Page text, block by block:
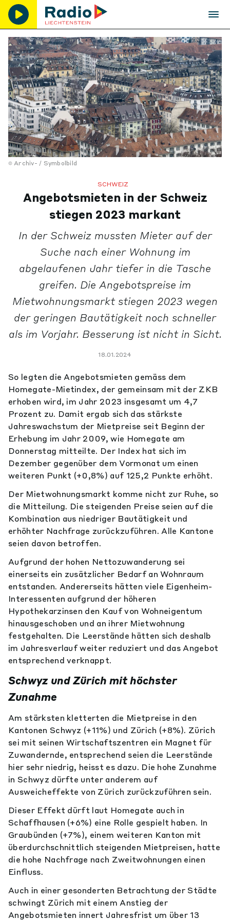
Archiv- / Symbolbild
SCHWEIZ
Angebotsmieten in der Schweiz
stiegen 2023 markant
In der Schweiz mussten Mieter auf der
Suche nach einer Wohnung im
abgelaufenen Jahr tiefer in die Tasche
greifen. Die Angebotspreise im
Mietwohnungsmarkt stiegen 2023 wegen
der geringen Bautätigkeit noch schneller
als im Vorjahr. Besserung ist nicht in Sicht.
18.01.2024
So legten die Angebotsmieten gemäss dem
Homegate-Mietindex, der gemeinsam mit der ZKB
erhoben wird, im Jahr 2023 insgesamt um 4,7
Prozent zu. Damit ergab sich das stärkste
Jahreswachstum der Mietpreise seit Beginn der
Erhebung im Jahr 2009, wie Homegate am
Donnerstag mitteilte. Der Index hat sich im
Dezember gegenüber dem Vormonat um einen
weiteren Punkt (+0,8%) auf 125,2 Punkte erhöht.
Der Mietwohnungsmarkt komme nicht zur Ruhe, so
die Mitteilung. Die steigenden Preise seien auf die
Kombination aus niedriger Bautätigkeit und
erhöhter Nachfrage zurückzuführen. Alle Kantone
seien davon betroffen.
Aufgrund der hohen Nettozuwanderung sei
einerseits ein zusätzlicher Bedarf an Wohnraum
entstanden. Andererseits hätten viele Eigenheim-
Interessenten aufgrund der höheren
Hypothekarzinsen den Kauf von Wohneigentum
hinausgeschoben und an ihrer Mietwohnung
festgehalten. Die Leerstände hätten sich deshalb
im Jahresverlauf weiter reduziert und das Angebot
entsprechend verknappt.
Schwyz und Zürich mit höchster
Zunahme
Am stärksten kletterten die Mietpreise in den
Kantonen Schwyz (+11%) und Zürich (+8%). Zürich
sei mit seinen Wirtschaftszentren ein Magnet für
Zuwandernde, entsprechend seien die Leerstände
hier sehr niedrig, heisst es dazu. Die hohe Zunahme
in Schwyz dürfte unter anderem auf
Ausweicheffekte von Zürich zurückzuführen sein.
Dieser Effekt dürft laut Homegate auch in
Schaffhausen (+6%) eine Rolle gespielt haben. In
Graubünden (+7%), einem weiteren Kanton mit
überdurchschnittlich steigenden Mietpreisen, hatte
die hohe Nachfrage nach Zweitwohnungen einen
Einfluss.
Auch in einer gesonderten Betrachtung der Städte
schwingt Zürich mit einem Anstieg der
Angebotsmieten innert Jahresfrist um über 13